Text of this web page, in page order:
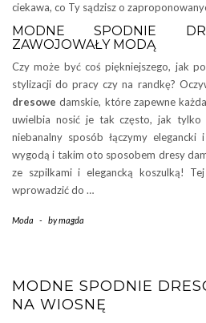
ciekawa, co Ty sądzisz o
MODNE SPODNIE
ZAWOJOWAŁY MODĄ
Czy może być coś piękniejszego, jak
stylizacji do pracy czy na randkę?
dresowe damskie, które zapewne
uwielbia nosić je tak często, jak
niebanalny sposób łączymy
wygodą i takim oto sposobem dresy
ze szpilkami i elegancką koszulką!
wprowadzić do …
Moda - bymagda
MODNE SPODNIE
NA WIOSNĘ